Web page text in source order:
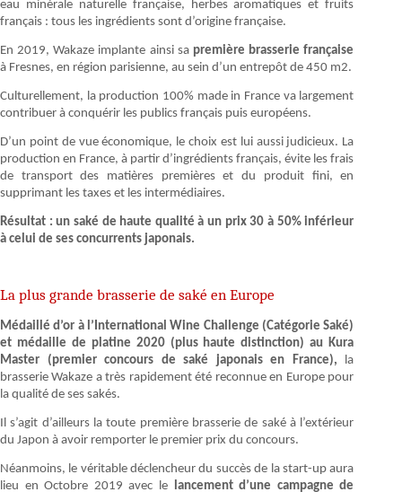
eau minérale naturelle française, herbes aromatiques et fruits
français : tous les ingrédients sont d’origine française.
En 2019, Wakaze implante ainsi sa première brasserie française
à Fresnes, en région parisienne, au sein d’un entrepôt de 450 m2.
Culturellement, la production 100% made in France va largement
contribuer à conquérir les publics français puis européens.
D’un point de vue économique, le choix est lui aussi judicieux. La
production en France, à partir d’ingrédients français, évite les frais
de transport des matières premières et du produit fini, en
supprimant les taxes et les intermédiaires.
Résultat : un saké de haute qualité à un prix 30 à 50% inférieur
à celui de ses concurrents japonais.
La plus grande brasserie de saké en Europe
Médaillé d’or à l’International Wine Challenge (Catégorie Saké)
et médaille de platine 2020 (plus haute distinction) au Kura
Master (premier concours de saké japonais en France), la
brasserie Wakaze a très rapidement été reconnue en Europe pour
la qualité de ses sakés.
Il s’agit d’ailleurs la toute première brasserie de saké à l’extérieur
du Japon à avoir remporter le premier prix du concours.
Néanmoins, le véritable déclencheur du succès de la start-up aura
lieu en Octobre 2019 avec le lancement d’une campagne de